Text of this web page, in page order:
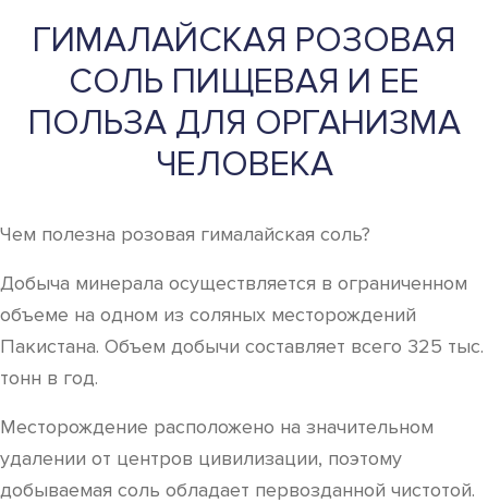
ГИМАЛАЙСКАЯ РОЗОВАЯ
СОЛЬ ПИЩЕВАЯ И ЕЕ
ПОЛЬЗА ДЛЯ ОРГАНИЗМА
ЧЕЛОВЕКА
Чем полезна розовая гималайская соль?
Добыча минерала осуществляется в ограниченном
объеме на одном из соляных месторождений
Пакистана. Объем добычи составляет всего 325 тыс.
тонн в год.
Месторождение расположено на значительном
удалении от центров цивилизации, поэтому
добываемая соль обладает первозданной чистотой.